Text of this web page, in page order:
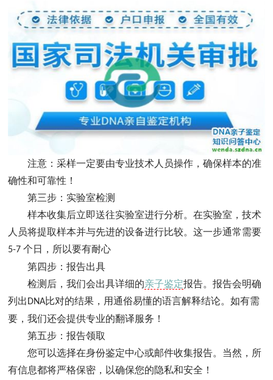
注意：采样一定要由专业技术人员操作，确保样本的准
确性和可靠性！
第三步：实验室检测
样本收集后立即送往实验室进行分析。在实验室，技术
人员将提取样本并与先进的设备进行比较。这一步通常需要
5-7 个日，所以要有耐心
第四步：报告出具
检测后，我们会出具详细的亲子鉴定报告。报告会明确
列出DNA比对的结果，用通俗易懂的语言解释结论。如有需
要，我们还会提供专业的翻译服务！
第五步：报告领取
您可以选择在身份鉴定中心或邮件收集报告。当然，所
有信息都将严格保密，以确保您的隐私和安全！